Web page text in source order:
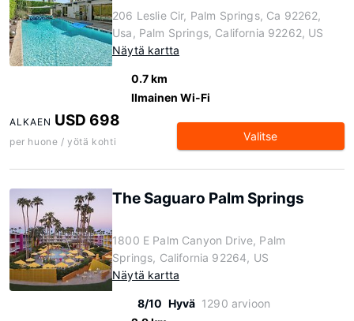
206 Leslie Cir, Palm Springs, Ca 92262,
Usa, Palm Springs, California 92262, US
Näytä kartta
0.7 km
Ilmainen Wi-Fi
ALKAEN USD 698
per huone / yötä kohti Valitse
The Saguaro Palm Springs
1800 E Palm Canyon Drive, Palm
Springs, California 92264, US
Näytä kartta
8/10 Hyvä 1290 arvioon